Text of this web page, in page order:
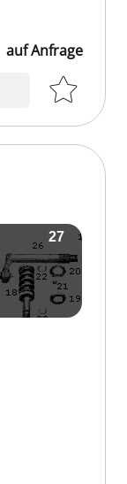
auf Anfrage